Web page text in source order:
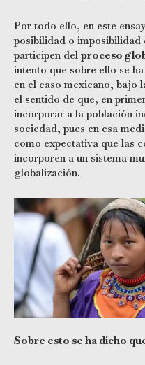
Por todo ello, en este
posibilidad o imposibilidad
participen del proceso
intento que sobre ello se
en el caso mexicano, bajo
el sentido de que, en
incorporar a la población
sociedad, pues en esa
como expectativa que las
incorporen a un sistema
globalización.
Sobre esto se ha dicho